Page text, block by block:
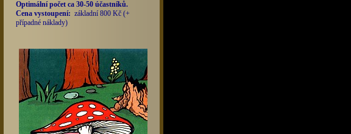
Optimální počet ca 30-50 účastníků.
Cena vystoupení: základní 800 Kč (+
případné náklady)